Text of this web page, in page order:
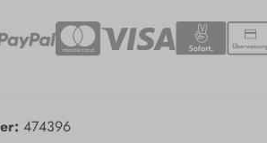
474396